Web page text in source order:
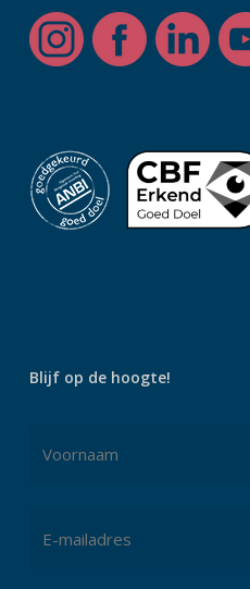
Blijf op de hoogte!
mailadres